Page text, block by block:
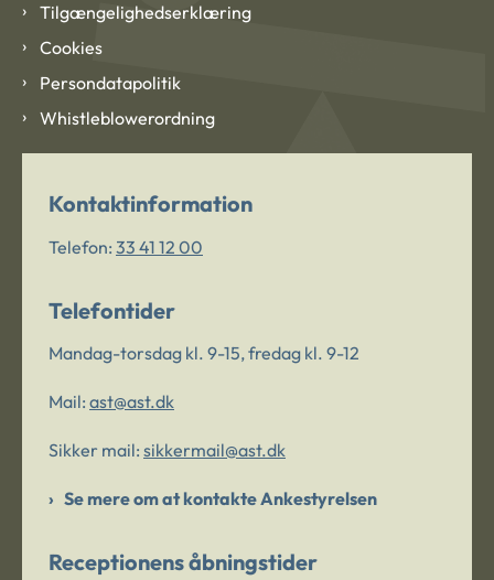
Tilgængelighedserklæring
Cookies
Persondatapolitik
Whistleblowerordning
Kontaktinformation
Telefon: 33 41 12 00
Telefontider
Mandag-torsdag kl. 9-15, fredag kl. 9-12
Mail: ast@ast.dk
Sikker mail: sikkermail@ast.dk
Se mere om at kontakte Ankestyrelsen
Receptionens åbningstider